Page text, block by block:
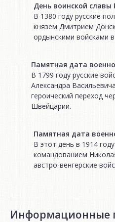
День воинской славы
В 1380 году русские
князем Дмитрием
ордынскими войсками
Памятная дата
В 1799 году русские
Александра
героический переход
Швейцарии.
Памятная дата
В этот день в 1914
командованием
австро-венгерские
Информационные